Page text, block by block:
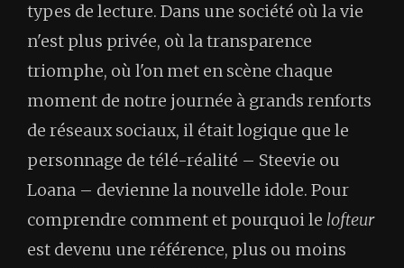
types de lecture. Dans une société où la vie
n'est plus privée, où la transparence
triomphe, où l'on met en scène chaque
moment de notre journée à grands renforts
de réseaux sociaux, il était logique que le
personnage de télé-réalité – Steevie ou
Loana – devienne la nouvelle idole. Pour
comprendre comment et pourquoi le lofteur
est devenu une référence, plus ou moins